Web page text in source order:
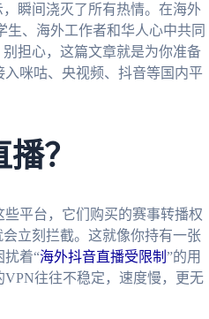
瞬间浇灭了所有热情。在海外
、海外工作者和华人心中共同
担心，这篇文章就是为你准备
咪咕、央视频、抖音等国内平
？
平台，它们购买的赛事转播权
立刻拦截。这就像你持有一张
扰着“海外抖音直播受限制 ”的用
往往不稳定，速度慢，更无